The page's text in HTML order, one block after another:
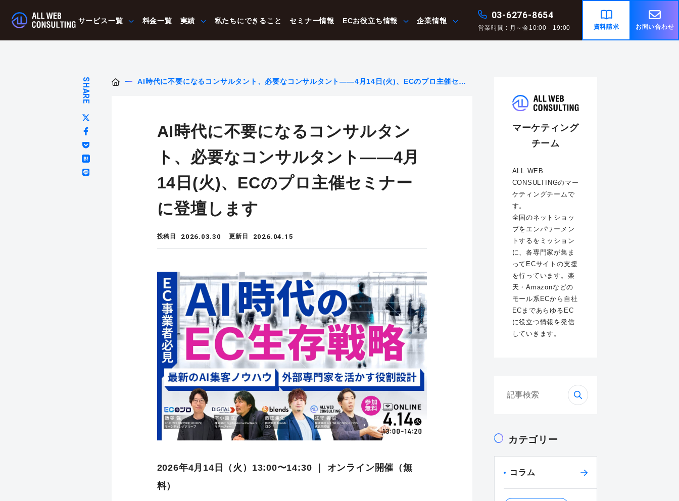
サービス一覧 料金一覧 実績 私たちにできること セミナー情報 ECお役立ち情報 企業情報
03-6276-8654
営業時間 : 月～金10:00 - 19:00 資料請求 お問い合わせ
SHARE
AI時代に不要になるコンサルタント、必要なコンサルタント——4月14日(火)、ECのプロ主催セミ
AI時代に不要になるコンサルタン
ト、必要なコンサルタント——4月
14日(火)、ECのプロ主催セミナー
に登壇します
投稿日 2026.03.30 更新日 2026.04.15
2026年4月14日（火）13:00〜14:30 ｜ オンライン開催（無
料）
マーケティング
チーム
ALL WEB
CONSULTINGのマー
ケティングチームで
す。
全国のネットショッ
プをエンパワーメン
トするをミッション
に、各専門家が集ま
ってECサイトの支援
を行っています。楽
天・Amazonなどの
モール系ECから自社
ECまであらゆるEC
に役立つ情報を発信
していきます。
検
カテゴリー
コラム